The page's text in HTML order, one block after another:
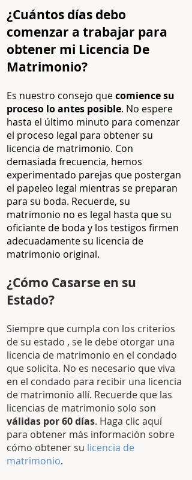
¿Cuántos días debo
comenzar a trabajar para
obtener mi Licencia De
Matrimonio?
Es nuestro consejo quecomience su
proceso lo antes posible. No espere
hasta el último minuto para comenzar
el proceso legal para obtener su
licencia de matrimonio. Con
demasiada frecuencia, hemos
experimentado parejas que postergan
el papeleo legal mientras se preparan
para su boda. Recuerde, su
matrimonio no es legal hasta que su
oficiante de boda y los testigos firmen
adecuadamente su licencia de
matrimonio original.
¿Cómo Casarse en su
Estado?
Siempre que cumpla con los criterios
de su estado , se le debe otorgar una
licencia de matrimonio en el condado
que solicita. No es necesario que viva
en el condado para recibir una licencia
de matrimonio allí. Recuerde que las
licencias de matrimonio solo son
válidas por 60 días. Haga clic aquí
para obtener más información sobre
cómo obtener su licencia de
matrimonio.